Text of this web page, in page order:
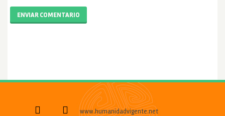
ENVIAR COMENTARIO
www.humanidadvigente.net